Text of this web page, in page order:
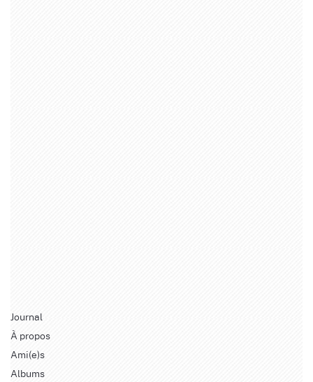
Journal
À propos
Ami(e)s
Albums